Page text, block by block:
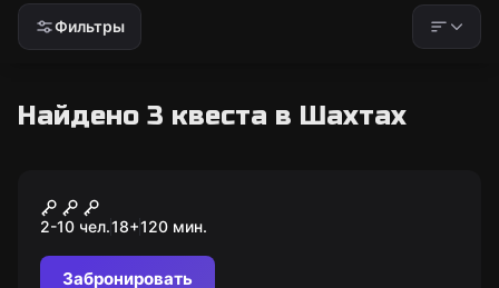
Фильтры
Найдено 3 квеста в Шахтах
Мозгобойня
2-10 чел.18+120 мин.
Забронировать